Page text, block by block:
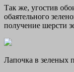
Так же, угостив
обаятельного
получение шерсти
Лапочка в зеленых